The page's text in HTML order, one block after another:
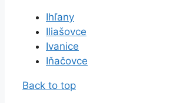
Ihľany
Iliašovce
Ivanice
Iňačovce
Back to top